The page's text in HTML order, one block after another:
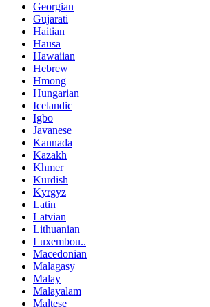
Georgian
Gujarati
Haitian
Hausa
Hawaiian
Hebrew
Hmong
Hungarian
Icelandic
Igbo
Javanese
Kannada
Kazakh
Khmer
Kurdish
Kyrgyz
Latin
Latvian
Lithuanian
Luxembou..
Macedonian
Malagasy
Malay
Malayalam
Maltese